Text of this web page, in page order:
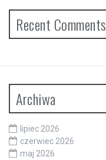
Recent Comments
Archiwa
lipiec 2026
czerwiec 2026
maj 2026